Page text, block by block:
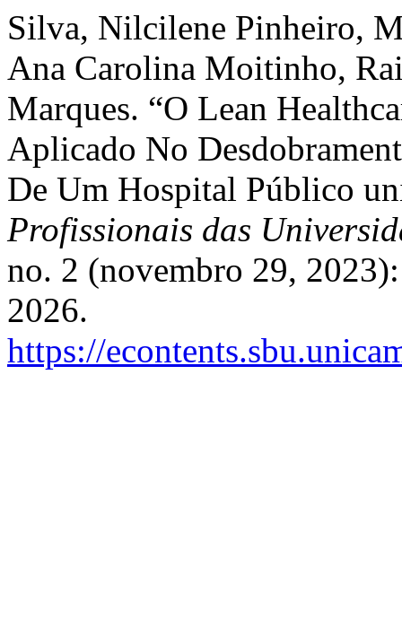
Silva, Nilcilene Pinheiro,
Ana Carolina Moitinho,
Marques. “O Lean
Aplicado No
De Um Hospital Público
Profissionais das
no. 2 (novembro 29,
2026.
https://